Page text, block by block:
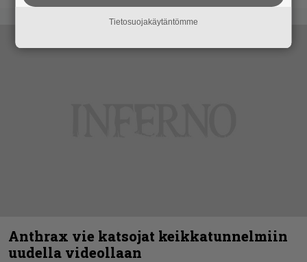
Anthrax vie katsojat keikkatunnelmiin
uudella videollaan
Tietosuojakäytäntömme